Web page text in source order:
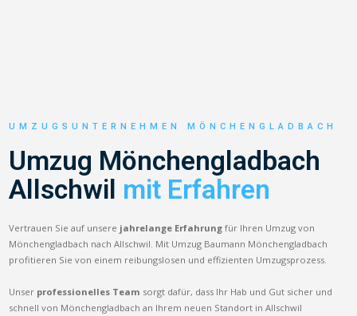
UMZUGSUNTERNEHMEN MÖNCHENGLADBACH
Umzug Mönchengladbach
Allschwil mit Erfahren
Vertrauen Sie auf unsere jahrelange Erfahrung für Ihren Umzug von
Mönchengladbach nach Allschwil. Mit Umzug Baumann Mönchengladbach
profitieren Sie von einem reibungslosen und effizienten Umzugsprozess.
Unser professionelles Team sorgt dafür, dass Ihr Hab und Gut sicher und
schnell von Mönchengladbach an Ihrem neuen Standort in Allschwil